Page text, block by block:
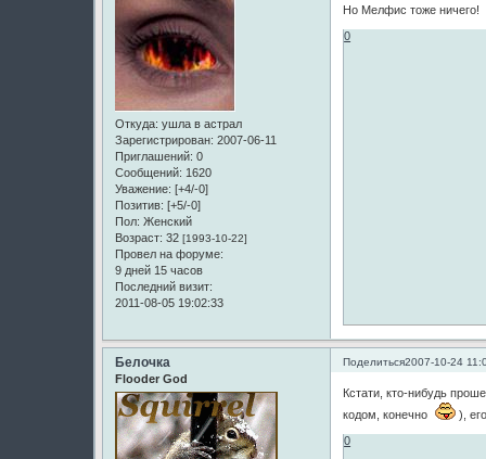
Откуда: ушла в астрал
Зарегистрирован: 2007-06-11
Приглашений: 0
Сообщений: 1620
Уважение: [+4/-0]
Позитив: [+5/-0]
Пол: Женский
Возраст: 32[1993-10-22]
Провел на форуме:
9 дней 15 часов
Последний визит:
2011-08-05 19:02:33
Но Мелфис тоже ничего!
0
Поделиться2007-10-24
Белочка
Flooder God
Кстати, кто-нибудь
кодом, конечно
),
0